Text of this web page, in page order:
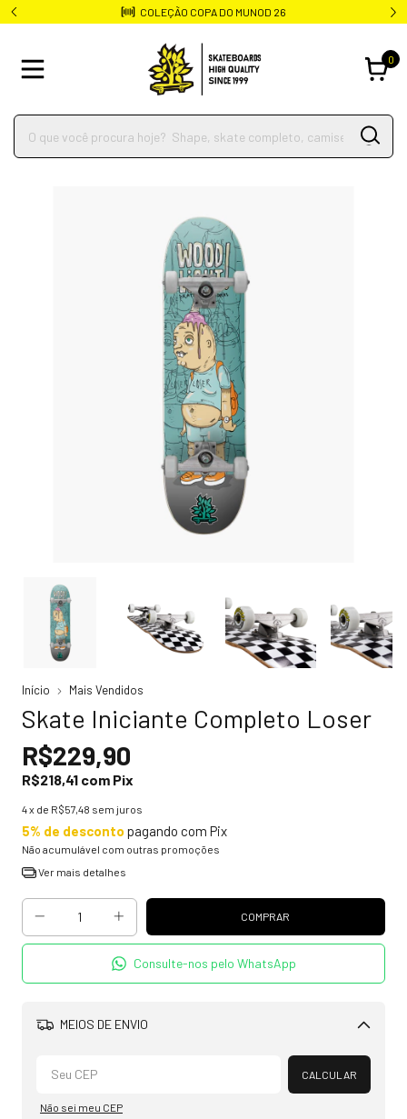
Frete rápido para todo o Brasil
0
Início Mais Vendidos
Skate Iniciante Completo Loser
R$229,90
R$218,41 com Pix
4x de R$57,48 sem juros
5% de desconto pagando com Pix
Não acumulável com outras promoções
Ver mais detalhes
Consulte-nos pelo WhatsApp
MEIOS DE ENVIO
Alterar CEP
CALCULAR
Não sei meu CEP